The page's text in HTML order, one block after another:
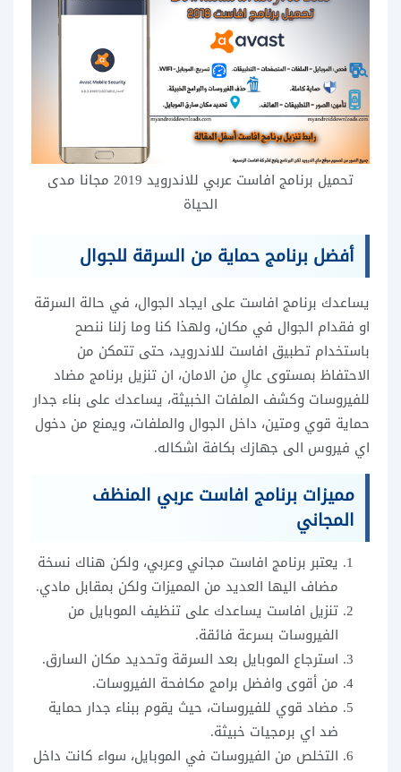
تحميل برنامج افاست عربي للاندرويد 2019 مجانا مدى
الحياة
أفضل برنامج حماية من السرقة للجوال
يساعدك برنامج افاست على ايجاد الجوال، في حالة السرقة
او فقدام الجوال في مكان، ولهذا كنا وما زلنا ننصح
باستخدام تطبيق افاست للاندرويد، حتى تتمكن من
الاحتفاظ بمستوى عالٍ من الامان، ان تنزيل برنامج مضاد
للفيروسات وكشف الملفات الخبيثة، يساعدك على بناء جدار
حماية قوي ومتين، داخل الجوال والملفات، ويمنع من دخول
اي فيروس الى جهازك بكافة اشكاله.
مميزات برنامج افاست عربي المنظف
المجاني
يعتبر برنامج افاست مجاني وعربي، ولكن هناك نسخة
مضاف اليها العديد من المميزات ولكن بمقابل مادي.
تنزيل افاست يساعدك على تنظيف الموبايل من
الفيروسات بسرعة فائقة.
استرجاع الموبايل بعد السرقة وتحديد مكان السارق.
من أقوى وافضل برامج مكافحة الفيروسات.
مضاد قوي للفيروسات، حيث يقوم ببناء جدار حماية
ضد اي برمجيات خبيثة.
التخلص من الفيروسات في الموبايل، سواء كانت داخل